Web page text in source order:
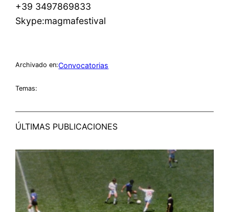
+39 3497869833
Skype:magmafestival
Archivado en:Convocatorias
Temas:
ÚLTIMAS PUBLICACIONES